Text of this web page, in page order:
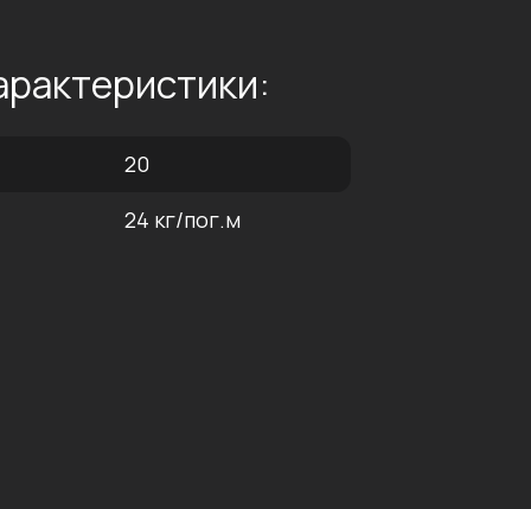
20
24 кг/пог.м